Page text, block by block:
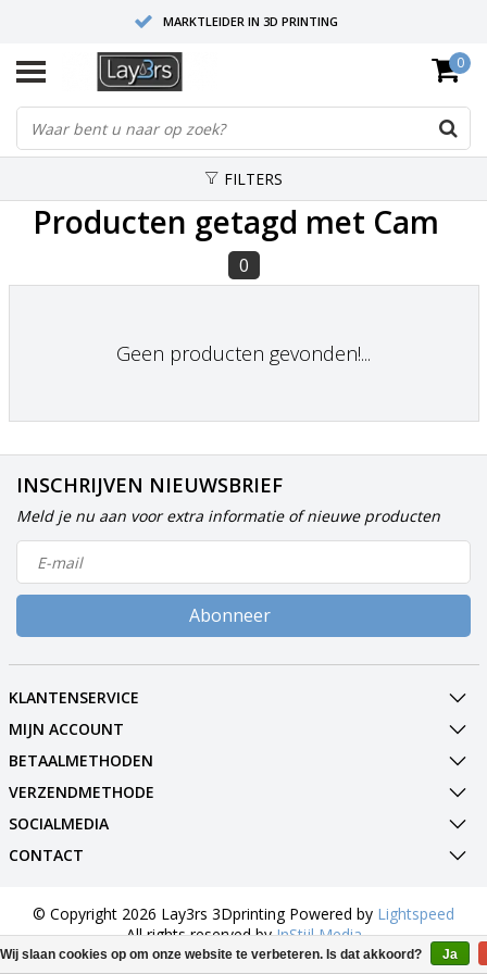
MARKTLEIDER IN 3D PRINTING
HOOGWAARDIGE SERVICE EN SUPPORT
FYSIEKE SHOWROOMS
0
FILTERS
Producten getagd met Cam
0
Geen producten gevonden!...
INSCHRIJVEN NIEUWSBRIEF
Meld je nu aan voor extra informatie of nieuwe producten
Abonneer
KLANTENSERVICE
MIJN ACCOUNT
BETAALMETHODEN
VERZENDMETHODE
SOCIALMEDIA
CONTACT
© Copyright 2026 Lay3rs 3Dprinting Powered by Lightspeed
All rights reserved byInStijl Media
Wij slaan cookies op om onze website te verbeteren. Is dat akkoord? Ja